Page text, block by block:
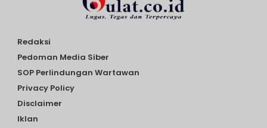
Redaksi
Pedoman Media Siber
SOP Perlindungan Wartawan
Privacy Policy
Disclaimer
Iklan